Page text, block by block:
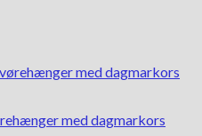
med dagmarkors